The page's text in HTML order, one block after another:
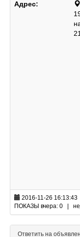
Адрес:
2016-11-26
ПОКАЗЫ вчера: 0 |
Ответить на